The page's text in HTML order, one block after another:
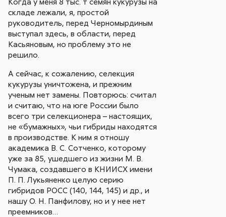
складе лежали, я, простой
руководитель, перед Черномырдиным
выступал здесь, в области, перед
Касьяновым, но проблему это не
решило.
А сейчас, к сожалению, селекция
кукурузы уничтожена, и прежним
ученым нет замены. Повторюсь: считал
и считаю, что на юге России было
всего три селекционера – настоящих,
не «бумажных», чьи гибриды находятся
в производстве. К ним я отношу
академика В. С. Сотченко, которому
уже за 85, ушедшего из жизни М. В.
Чумака, создавшего в КНИИСХ имени
П. П. Лукьяненко целую серию
гибридов РОСС (140, 144, 145) и др., и
нашу О. Н. Панфилову, но и у нее нет
преемников…